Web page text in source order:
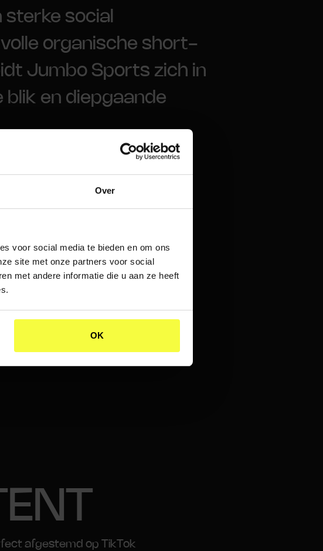
Over
voor social media te bieden en om ons
site met onze partners voor social
met andere informatie die u aan ze heeft
OK
social
organische short-
Jumbo Sports zich in
en diepgaande
en vanuit de Jumbo
we terugzien in de
de geloofwaardigheid.
afgestemd op TikTok